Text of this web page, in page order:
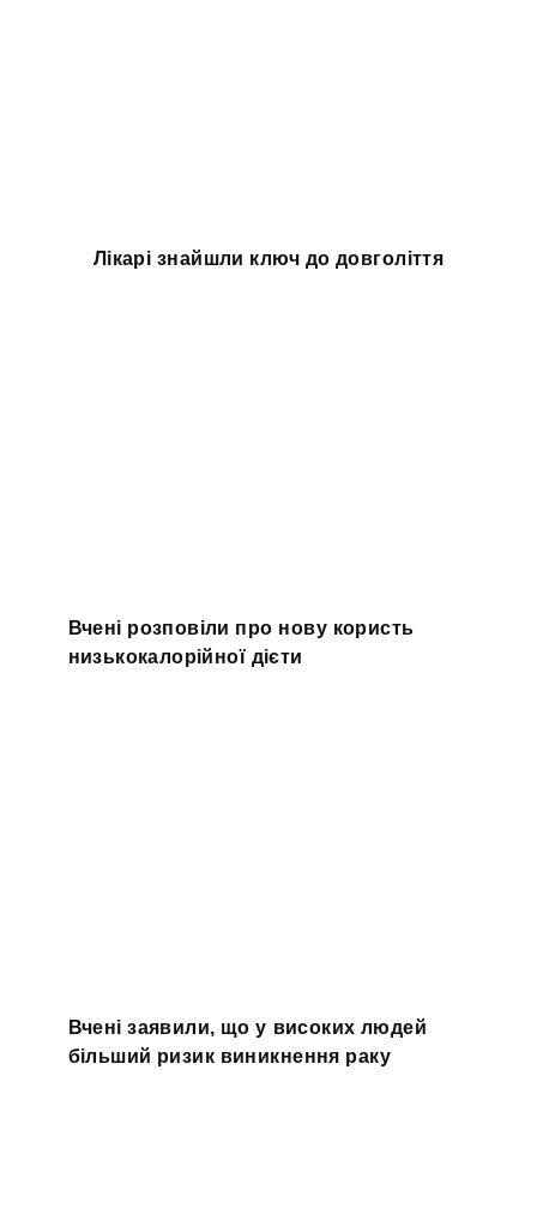
Лікарі знайшли ключ до довголіття
Вчені розповіли про нову користь
низькокалорійної дієти
Вчені заявили, що у високих людей
більший ризик виникнення раку